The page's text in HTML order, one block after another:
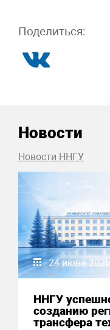
Поделиться:
Новости
Новости ННГУ
24 июня 2026
ННГУ
созданию
трансфера